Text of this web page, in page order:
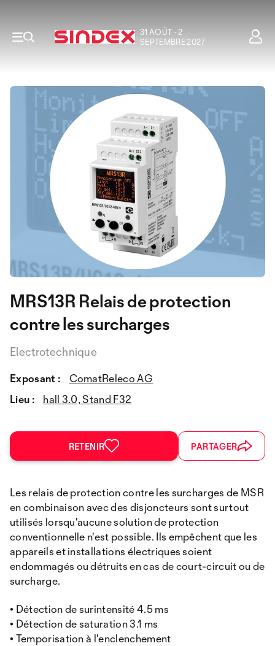
31 AOÛT - 2
SEPTEMBRE 2027
MRS13R Relais de protection
contre les surcharges
Electrotechnique
Exposant :
ComatReleco AG
Lieu :
hall 3.0, Stand F32
RETENIR PARTAGER
Les relais de protection contre les surcharges de MSR
en combinaison avec des disjoncteurs sont surtout
utilisés lorsqu'aucune solution de protection
conventionnelle n'est possible. Ils empêchent que les
appareils et installations électriques soient
endommagés ou détruits en cas de court-circuit ou de
surcharge.
• Détection de surintensité 4.5 ms
• Détection de saturation 3.1 ms
• Temporisation à l'enclenchement